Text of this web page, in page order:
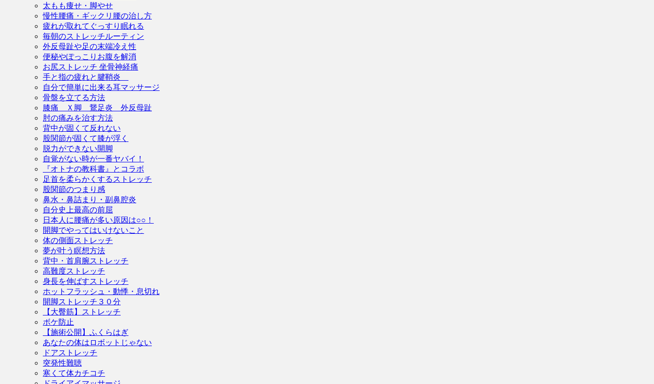
太もも痩せ・脚やせ
慢性腰痛・ギックリ腰の治し方
疲れが取れてぐっすり眠れる
毎朝のストレッチルーティン
外反母趾や足の末端冷え性
便秘やぽっこりお腹を解消
お尻ストレッチ 坐骨神経痛
手と指の疲れと腱鞘炎
自分で簡単に出来る耳マッサージ
骨盤を立てる方法
膝痛 Ｘ脚 鵞足炎 外反母趾
肘の痛みを治す方法
背中が固くて反れない
股関節が固くて膝が浮く
脱力ができない開脚
自覚がない時が一番ヤバイ！
『オトナの教科書』とコラボ
足首を柔らかくするストレッチ
股関節のつまり感
鼻水・鼻詰まり・副鼻腔炎
自分史上最高の前屈
日本人に腰痛が多い原因は○○！
開脚でやってはいけないこと
体の側面ストレッチ
夢が叶う瞑想方法
背中・首肩腕ストレッチ
高難度ストレッチ
身長を伸ばすストレッチ
ホットフラッシュ・動悸・息切れ
開脚ストレッチ３０分
【大臀筋】ストレッチ
ボケ防止
【施術公開】ふくらはぎ
あなたの体はロボットじゃない
ドアストレッチ
突発性難聴
寒くて体カチコチ